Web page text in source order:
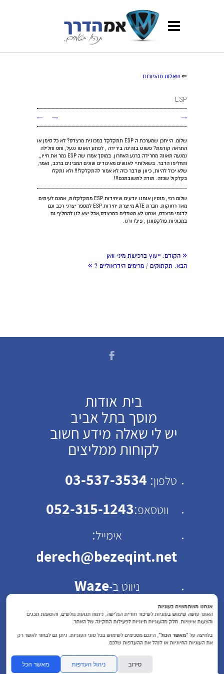
⇐ שאלות מהפורום
ESP
→
→
←
שלום. הייתכן שמערכת ה ESP תתקלקל במכונית מרצדס? לא כל סימן או
התראה קודמת? פשוט בנהיגה בירידה , לפתע האוטו ננעל, וחס וחלילה
נמנעה תאונה מחרידה ברגע האחרון. במוסך אמרו שה ESP גמר את חייו,,
והחליפו הדבר. בשאלותיי לאנשים מאיגודים שונים המבינים ברכב, נאמר,
שלא יכול להיות, כיוון שדבר כזה לא אמור להתקלקל!!! ולא נתקלו
בקלקול שכזה. תודה לתשובתכם!!!
שלום רפי, מנסיון אנחנו יודעים שיחידות ESP מתקלקלות, אמנם לעיתים
מאד רחוקות. חברת ATE מייצרת יחידות ESP למספר יצרני רכב וגם
לדגמי מרצדס, אנחנו לא מטפלים במרצדס,אבל יצא לנו להחליף גם
במכוניות פולקסווגן , פיג'ו ורנו.
« הקודם: ייעוץ ברכישת מיני-וואן
הבא: תקתוקים / מרימים הידראוליים ? »
בית אודות
מוסך בתל אביב
יש לי שאלה מידע חשוב
לקוחות ממליצים
טלפון:
03-537-3534
ווטסאפ:
052-315-1243
אימייל:
ניווט ב-Waze
כתובת: רחוב ישראל ב"ק
30 תל אביב
שעות פעילות : א'-ה'
אנחנו משתמשים בעוגיות
האתר עושה שימוש בעוגיות לשיפור חוויית הגלישה, ניתוח תנועת גולשים, והתאמת תכנים
והצעות אישיות. חלק מהעוגיות חיוניות לפעילות התקינה של האתר.
בלחיצה על “מאשר הכול”, הינכם מסכימים לשימוש בכל סוגי העוגיות. ניתן גם לבחור לאשר רק
את העוגיות החיוניות או לנהל את ההעדפות שלכם.
סירוב ניהול העדפות מאשר הכל